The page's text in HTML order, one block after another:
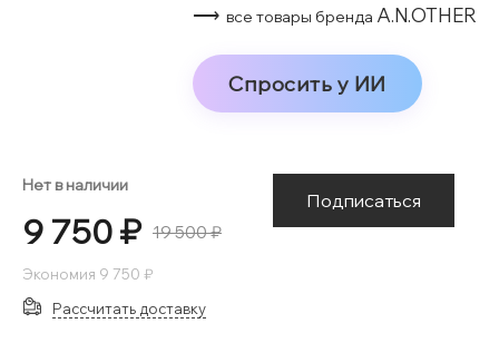
⟶ все товары бренда A.N.OTHER
Спросить у ИИ
Нет в наличии
9 750 ₽ 19 500 ₽
Экономия 9 750 ₽
Подписаться
Рассчитать доставку